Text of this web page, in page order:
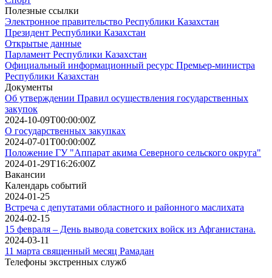
Полезные ссылки
Электронное правительство Республики Казахстан
Президент Республики Казахстан
Открытые данные
Парламент Республики Казахстан
Официальный информационный ресурс Премьер-министра
Республики Казахстан
Документы
Об утверждении Правил осуществления государственных
закупок
2024-10-09T00:00:00Z
О государственных закупках
2024-07-01T00:00:00Z
Положение ГУ "Аппарат акима Северного сельского округа"
2024-01-29T16:26:00Z
Вакансии
Календарь событий
2024-01-25
Встреча с депутатами областного и районного маслихата
2024-02-15
15 февраля – День вывода советских войск из Афганистана.
2024-03-11
11 марта священный месяц Рамадан
Телефоны экстренных служб